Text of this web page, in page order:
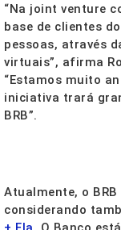
“Na joint venture
base de clientes
pessoas, através
virtuais”, afirma
“Estamos muito
iniciativa trará
BRB”.
Atualmente, o
considerando